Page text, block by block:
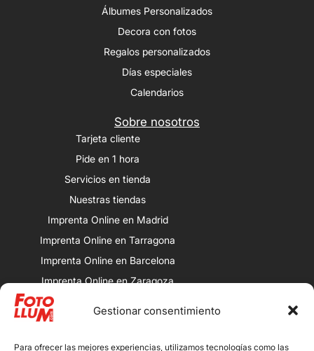
Gestionar consentimiento
Para ofrecer las mejores experiencias, utilizamos tecnologías como las
Álbumes Personalizados
Decora con fotos
Regalos personalizados
Días especiales
Calendarios
Sobre nosotros
Tarjeta cliente
Pide en 1 hora
Servicios en tienda
Nuestras tiendas
Imprenta Online en Madrid
Imprenta Online en Tarragona
Imprenta Online en Barcelona
Imprenta Online en Zaragoza
Imprenta Online en Valencia
Porqueras: Av. Alcalde Porqueres, 32,